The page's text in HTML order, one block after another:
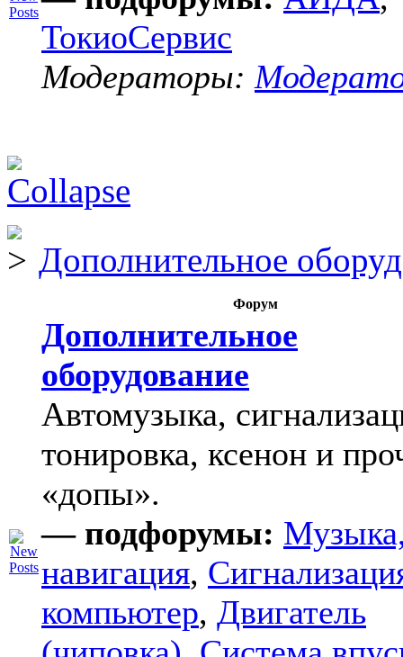
ТокиоСервис
Модераторы:
Дополнительное
Форум
Дополнительное
оборудование
Автомузыка,
тонировка, ксенон и
«допы».
— подфорумы:
навигация,
компьютер, Двигатель